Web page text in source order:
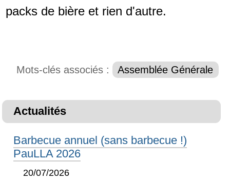
packs de bière et rien d'autre.
Mots-clés associés : Assemblée Générale
Actualités
Barbecue annuel (sans barbecue !)
PauLLA 2026
20/07/2026